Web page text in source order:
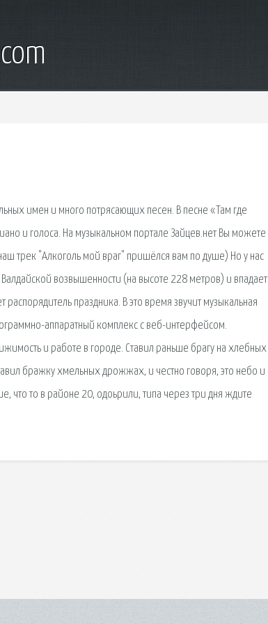
имен и много потрясающих песен. В песне «Там где
и голоса. На музыкальном портале Зайцев.нет Вы можете
трек "Алкоголь мой враг" пришёлся вам по душе) Но у нас
возвышенности (на высоте 228 метров) и впадает
праздника. В это время звучит музыкальная
аппаратный комплекс с веб-интерфейсом.
и работе в городе. Ставил раньше брагу на хлебных
бражку хмельных дрожжах, и честно говоря, это небо и
что то в районе 20, одоьрили, типа через три дня ждите